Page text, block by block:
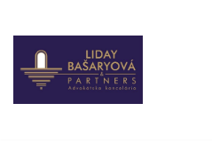
Preskočiť
na
obsah